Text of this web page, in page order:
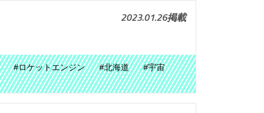
2023.01.26掲載
#ロケットエンジン #北海道
#宇宙